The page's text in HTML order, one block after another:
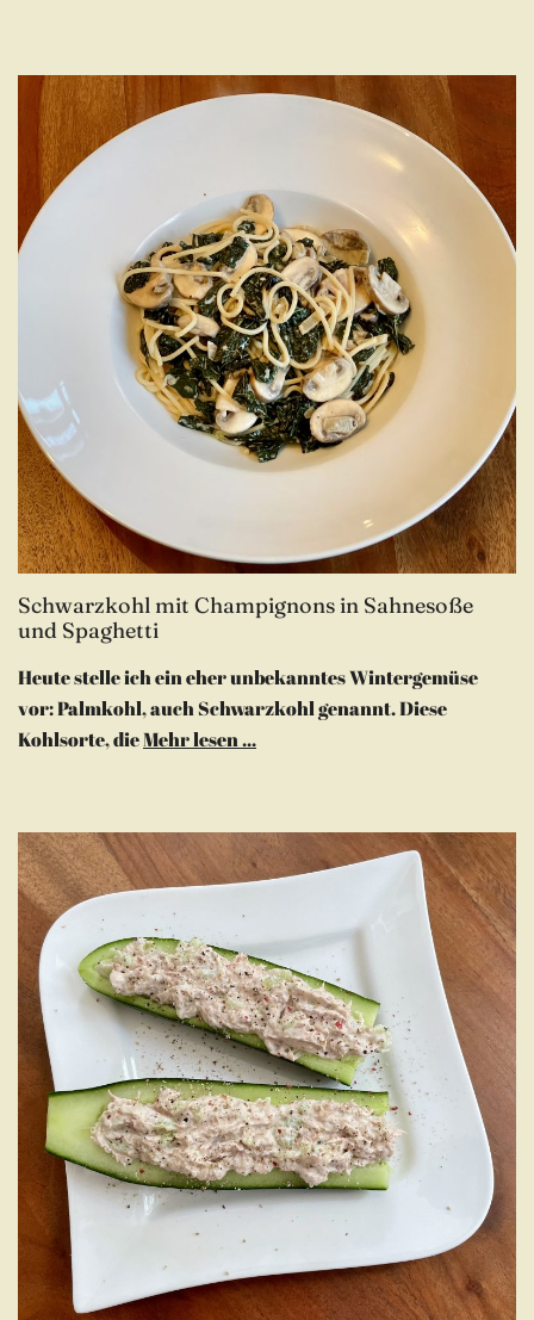
Schwarzkohl mit Champignons in Sahnesoße
und Spaghetti
Heute stelle ich ein eher unbekanntes Wintergemüse
vor: Palmkohl, auch Schwarzkohl genannt. Diese
Kohlsorte, dieMehr lesen ...